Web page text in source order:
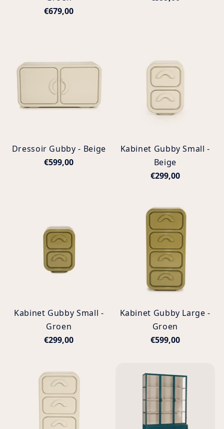
€679,00
Dressoir Gubby - Beige
€599,00
Kabinet Gubby Small -
Beige
€299,00
Kabinet Gubby Small -
Groen
€299,00
Kabinet Gubby Large -
Groen
€599,00